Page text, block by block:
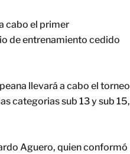
cabo el primer
de entrenamiento cedido
llevará a cabo el torneo
categorias sub 13 y sub 15,
Aguero, quien conformó